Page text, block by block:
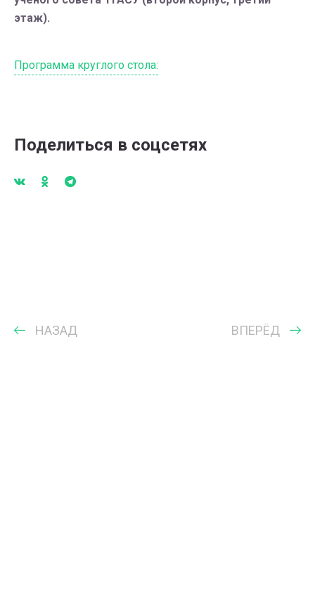
этаж).
Программа круглого стола:
Поделиться в соцсетях
НАЗАД ВПЕРЁД